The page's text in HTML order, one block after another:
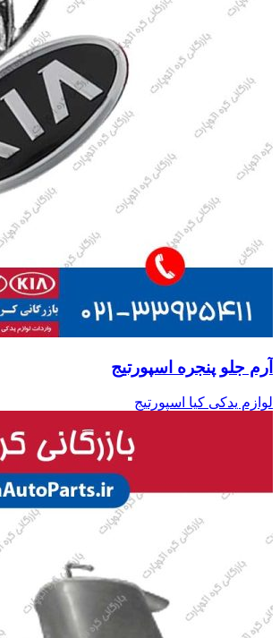
آرم جلو پنجره اسپورتیج
لوازم یدکی کیا اسپورتیج